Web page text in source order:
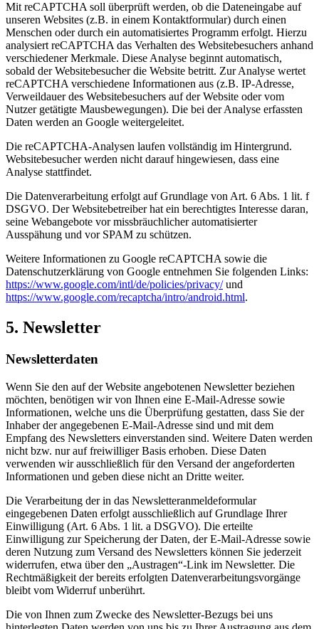
Mit reCAPTCHA soll überprüft werden, ob die Dateneingabe auf
unseren Websites (z.B. in einem Kontaktformular) durch einen
Menschen oder durch ein automatisiertes Programm erfolgt. Hierzu
analysiert reCAPTCHA das Verhalten des Websitebesuchers anhand
verschiedener Merkmale. Diese Analyse beginnt automatisch,
sobald der Websitebesucher die Website betritt. Zur Analyse wertet
reCAPTCHA verschiedene Informationen aus (z.B. IP-Adresse,
Verweildauer des Websitebesuchers auf der Website oder vom
Nutzer getätigte Mausbewegungen). Die bei der Analyse erfassten
Daten werden an Google weitergeleitet.
Die reCAPTCHA-Analysen laufen vollständig im Hintergrund.
Websitebesucher werden nicht darauf hingewiesen, dass eine
Analyse stattfindet.
Die Datenverarbeitung erfolgt auf Grundlage von Art. 6 Abs. 1 lit. f
DSGVO. Der Websitebetreiber hat ein berechtigtes Interesse daran,
seine Webangebote vor missbräuchlicher automatisierter
Ausspähung und vor SPAM zu schützen.
Weitere Informationen zu Google reCAPTCHA sowie die
Datenschutzerklärung von Google entnehmen Sie folgenden Links:
https://www.google.com/intl/de/policies/privacy/und
https://www.google.com/recaptcha/intro/android.html.
5. Newsletter
Newsletterdaten
Wenn Sie den auf der Website angebotenen Newsletter beziehen
möchten, benötigen wir von Ihnen eine E-Mail-Adresse sowie
Informationen, welche uns die Überprüfung gestatten, dass Sie der
Inhaber der angegebenen E-Mail-Adresse sind und mit dem
Empfang des Newsletters einverstanden sind. Weitere Daten werden
nicht bzw. nur auf freiwilliger Basis erhoben. Diese Daten
verwenden wir ausschließlich für den Versand der angeforderten
Informationen und geben diese nicht an Dritte weiter.
Die Verarbeitung der in das Newsletteranmeldeformular
eingegebenen Daten erfolgt ausschließlich auf Grundlage Ihrer
Einwilligung (Art. 6 Abs. 1 lit. a DSGVO). Die erteilte
Einwilligung zur Speicherung der Daten, der E-Mail-Adresse sowie
deren Nutzung zum Versand des Newsletters können Sie jederzeit
widerrufen, etwa über den „Austragen“-Link im Newsletter. Die
Rechtmäßigkeit der bereits erfolgten Datenverarbeitungsvorgänge
bleibt vom Widerruf unberührt.
Die von Ihnen zum Zwecke des Newsletter-Bezugs bei uns